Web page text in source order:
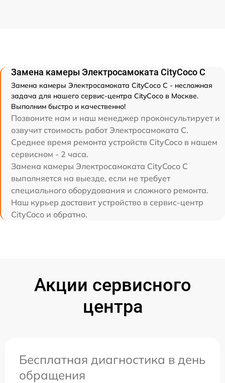
Замена камеры Электросамоката CityCoco C
Замена камеры Электросамоката CityCoco C - несложная
задача для нашего сервис-центра CityCoco в Москве.
Выполним быстро и качественно!
Позвоните нам и наш менеджер проконсультирует и
озвучит стоимость работ Электросамоката C.
Среднее время ремонта устройств CityCoco в нашем
сервисном - 2 часа.
Замена камеры Электросамоката CityCoco C
выполняется на выезде, если не требует
специального оборудования и сложного ремонта.
Наш курьер доставит устройство в сервис-центр
CityCoco и обратно.
Акции сервисного
центра
Бесплатная диагностика в день
обращения